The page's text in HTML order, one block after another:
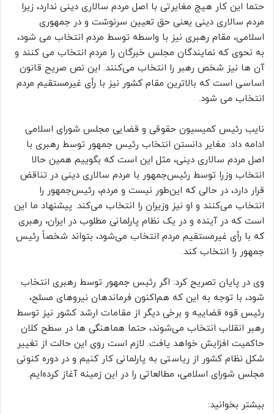
حتما این کار هیچ مغایرتی با اصل مردم سالاری دینی ندارد، زیرا
مردم سالاری دینی یعنی حق تعیین سرنوشت و در جمهوری
اسلامی، مقام رهبری نیز با واسطه توسط مردم انتخاب می شود،
به نحوی که نمایندگان مجلس خبرگان را مردم انتخاب می کنند و
آن ها نیز شخص رهبر را انتخاب می‌کنند. این نص صریح قانون
اساسی است که بالاترین مقام کشور نیز با رأی غیرمستقیم مردم
انتخاب می شود.
نایب رئیس کمیسیون حقوقی و قضایی مجلس شورای اسلامی
ادامه داد: مغایر دانستن انتخاب رئیس جمهور توسط رهبری با
اصل مردم سالاری دینی، مثل این است که بگوییم همین حالا
انتخاب وزرا توسط رئیس‌جمهور با مردم سالاری دینی در تناقض
قرار دارد، در حالی که این‌طور نیست و مردم، رئیس‌جمهور را
انتخاب می‌کنند و او نیز وزیران را انتخاب می‌کند. پیشنهاد ما این
است که در آینده و در یک نظام پارلمانی مطلوب در ایران، رهبری
که با رأی غیرمستقیم مردم انتخاب می‌شود، بتواند شخصاً رئیس
جمهور را انتخاب کند.
وی در پایان تصریح کرد: اگر رئیس جمهور توسط رهبری انتخاب
شود، با توجه به این که هم‌اکنون فرماندهان نیروهای مسلح،
رئیس قوه قضاییه و برخی دیگر از مقامات ارشد کشور نیز توسط
رهبر انقلاب انتخاب می‌شوند، حتما هماهنگی ها در سطح کلان
حاکمیت افزایش خواهد یافت. لازم است روی این حالت از تغییر
شکل نظام کشور از ریاستی به پارلمانی کار کنیم و در دوره کنونی
مجلس شورای اسلامی، مطالعاتی را در این زمینه آغاز کرده‌ایم.
بیشتر بخوانید: